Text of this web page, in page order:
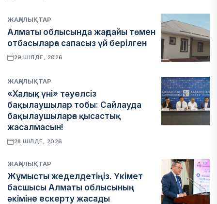
ЖАҢАЛЫҚТАР
Алматы облысында жағдайы төмен
отбасыларға сапасыз үй берілген
29 ШІЛДЕ, 2026
ЖАҢАЛЫҚТАР
«Халық үні» тәуелсіз
бақылаушылар тобы: Сайлауда
бақылаушыларға қысастық
жасалмасын!
28 ШІЛДЕ, 2026
ЖАҢАЛЫҚТАР
Жұмысты жеделдетіңіз. Үкімет
басшысы Алматы облысының
әкіміне ескерту жасады